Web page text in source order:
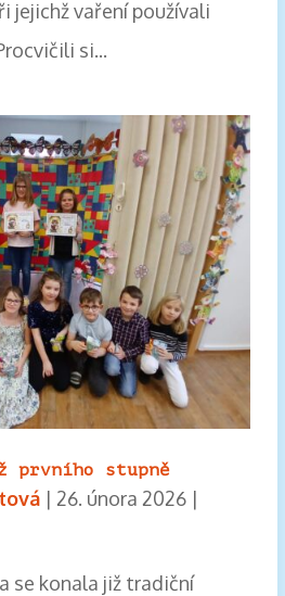
jejichž vaření používali
si...
prvního stupně
| 26. února 2026|
se konala již tradiční